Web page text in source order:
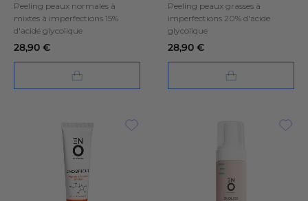
Peeling peaux normales à
mixtes à imperfections 15%
d'acide glycolique
28,90 €
Peeling peaux grasses à
imperfections 20% d'acide
glycolique
28,90 €